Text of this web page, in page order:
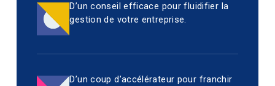
D’un conseil efficace pour fluidifier la
gestion de votre entreprise.
D’un coup d’accélérateur pour franchir